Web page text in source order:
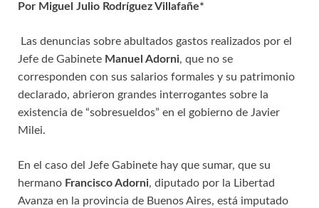
Por Miguel Julio Rodríguez Villafañe*
Las denuncias sobre abultados gastos realizados por el
Jefe de Gabinete Manuel Adorni, que no se
corresponden con sus salarios formales y su patrimonio
declarado, abrieron grandes interrogantes sobre la
existencia de “sobresueldos” en el gobierno de Javier
Milei.
En el caso del Jefe Gabinete hay que sumar, que su
hermano Francisco Adorni, diputado por la Libertad
Avanza en la provincia de Buenos Aires, está imputado